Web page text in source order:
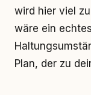
wird hier viel
wäre ein
Plan, der zu